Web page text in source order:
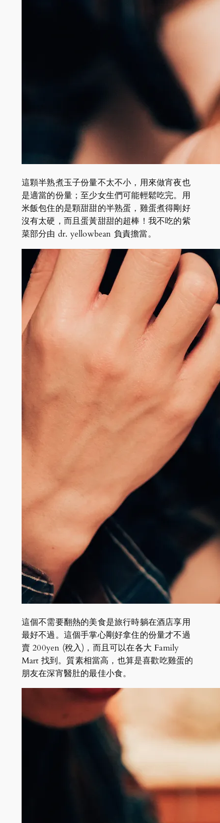
這顆半熟煮玉子份量不太不小，用來做宵夜也
是適當的份量；至少女生們可能輕鬆吃完。用
米飯包住的是顆甜甜的半熟蛋，雞蛋煮得剛好
沒有太硬，而且蛋黃甜甜的超棒！我不吃的紫
菜部分由 dr. yellowbean 負責擔當。
這個不需要翻熱的美食是旅行時躺在酒店享用
最好不過。這個手掌心剛好拿住的份量才不過
賣 200yen (稅入)，而且可以在各大 Family
Mart 找到。質素相當高，也算是喜歡吃雞蛋的
朋友在深宵醫肚的最佳小食。